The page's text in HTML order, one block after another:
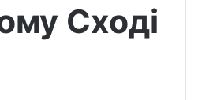
Сході